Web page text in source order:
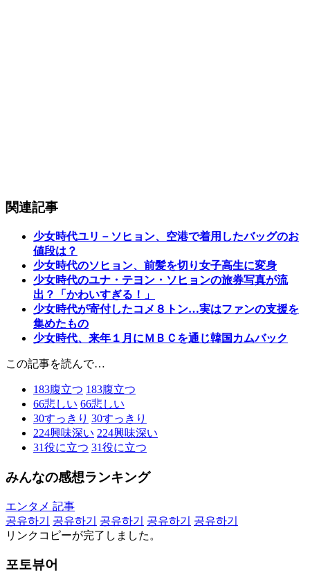
関連記事
少女時代ユリ－ソヒョン、空港で着用したバッグのお
値段は？
少女時代のソヒョン、前髪を切り女子高生に変身
少女時代のユナ・テヨン・ソヒョンの旅券写真が流
出？「かわいすぎる！」
少女時代が寄付したコメ８トン…実はファンの支援を
集めたもの
少女時代、来年１月にＭＢＣを通じ韓国カムバック
この記事を読んで…
183腹立つ 183腹立つ
66悲しい 66悲しい
30すっきり 30すっきり
224興味深い 224興味深い
31役に立つ 31役に立つ
みんなの感想ランキング
エンタメ 記事
공유하기
공유하기 공유하기 공유하기
공유하기
リンクコピーが完了しました。
포토뷰어